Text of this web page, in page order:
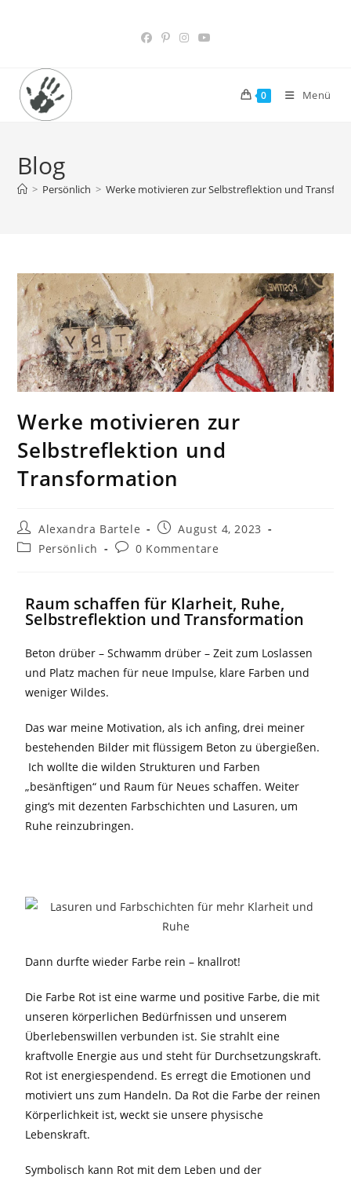
0 Menü
Blog
> Persönlich > Werke motivieren zur Selbstreflektion und
Werke motivieren zur
Selbstreflektion und
Transformation
Alexandra Bartele
August 4, 2023
Persönlich
0 Kommentare
Raum schaffen für Klarheit, Ruhe,
Selbstreflektion und Transformation​
Beton drüber – Schwamm drüber – Zeit zum Loslassen
und Platz machen für neue Impulse, klare Farben und
weniger Wildes.
Das war meine Motivation, als ich anfing, drei meiner
bestehenden Bilder mit flüssigem Beton zu übergießen.
Ich wollte die wilden Strukturen und Farben
„besänftigen“ und Raum für Neues schaffen. Weiter
ging‘s mit dezenten Farbschichten und Lasuren, um
Ruhe reinzubringen.
Dann durfte wieder Farbe rein – knallrot!
Die Farbe Rot ist eine warme und positive Farbe, die mit
unseren körperlichen Bedürfnissen und unserem
Überlebenswillen verbunden ist. Sie strahlt eine
kraftvolle Energie aus und steht für Durchsetzungskraft.
Rot ist energiespendend. Es erregt die Emotionen und
motiviert uns zum Handeln. Da Rot die Farbe der reinen
Körperlichkeit ist, weckt sie unsere physische
Lebenskraft.
Symbolisch kann Rot mit dem Leben und der